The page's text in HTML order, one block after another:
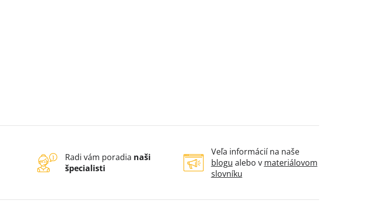
Radi vám poradia naši
špecialisti
Veľa informácií na naše
blogu alebo v materiálovom
slovníku